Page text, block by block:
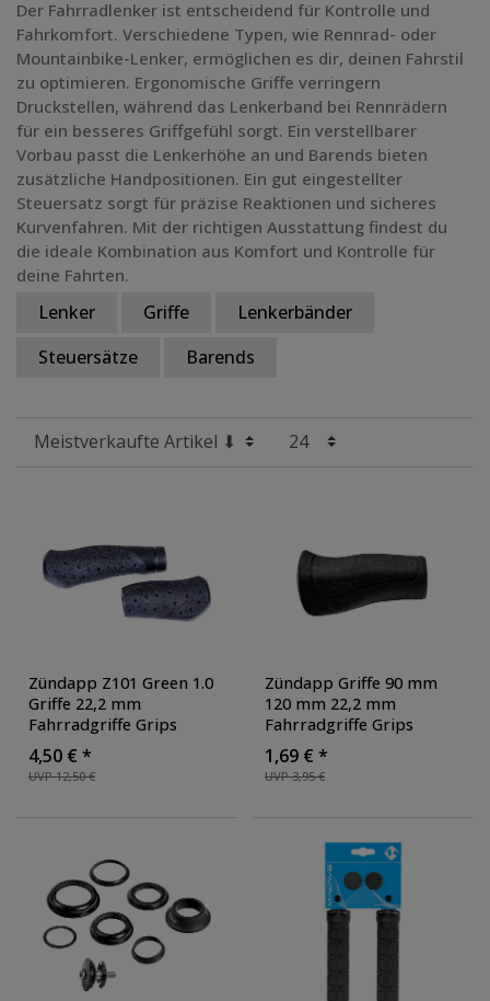
Der Fahrradlenker ist entscheidend für Kontrolle und
Fahrkomfort. Verschiedene Typen, wie Rennrad- oder
Mountainbike-Lenker, ermöglichen es dir, deinen Fahrstil
zu optimieren. Ergonomische Griffe verringern
Druckstellen, während das Lenkerband bei Rennrädern
für ein besseres Griffgefühl sorgt. Ein verstellbarer
Vorbau passt die Lenkerhöhe an und Barends bieten
zusätzliche Handpositionen. Ein gut eingestellter
Steuersatz sorgt für präzise Reaktionen und sicheres
Kurvenfahren. Mit der richtigen Ausstattung findest du
die ideale Kombination aus Komfort und Kontrolle für
deine Fahrten.
Lenker Griffe
Lenkerbänder
Steuersätze
Barends
Zündapp Z101 Green 1.0
Griffe 22,2 mm
Fahrradgriffe Grips
Lenkergriffe Set rechts
links Gummigriffe
ergonomisch Faltrad
UVP 12,50 €
4,50 € *
Zündapp Griffe 90 mm
120 mm 22,2 mm
Fahrradgriffe Grips
Lenkergriffe rechts links
universal
ergonomisch Set Paar
UVP 3,95 €
1,69 € *